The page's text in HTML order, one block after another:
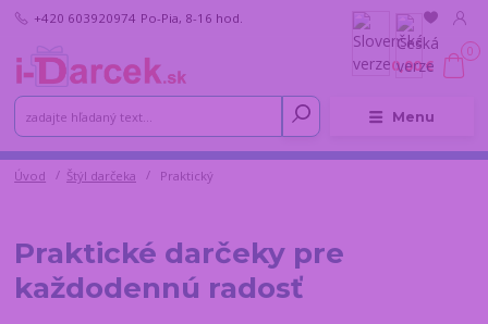
Menu
+420 603920974 Po-Pia, 8-16 hod.
0
0,00 €
Úvod Štýl darčeka Praktický
Praktické darčeky pre
každodennú radosť